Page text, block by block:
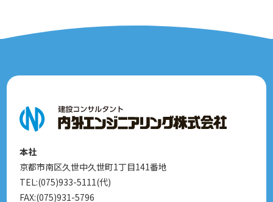
本社
京都市南区久世中久世町1丁目141番地
TEL:(075)933-5111(代)
FAX:(075)931-5796